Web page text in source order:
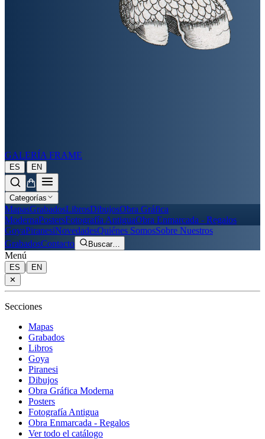
GALERÍA FRAME
ES | EN
Categorías
MapasGrabadosLibrosDibujosObra Gráfica
ModernaPostersFotografía AntiguaObra Enmarcada - Regalos
GoyaPiranesiNovedadesQuiénes SomosSobre Nuestros
GrabadosContacto Buscar…
Menú
ES |
EN
✕
Secciones
Mapas
Grabados
Libros
Goya
Piranesi
Dibujos
Obra Gráfica Moderna
Posters
Fotografía Antigua
Obra Enmarcada - Regalos
Ver todo el catálogo